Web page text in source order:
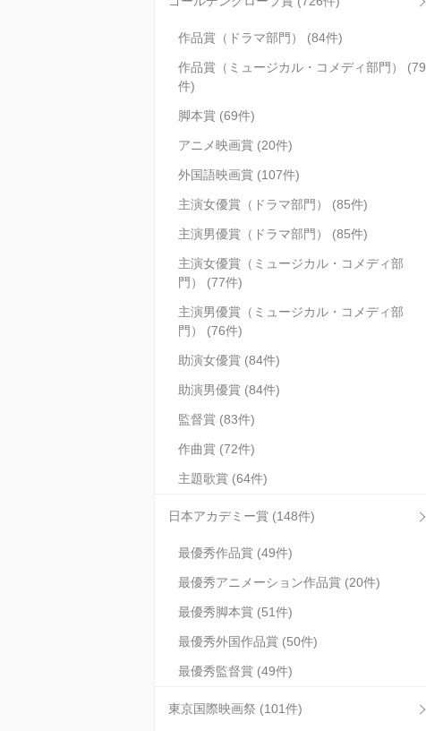
作品賞（ドラマ部門） (84件)
作品賞（ミュージカル・コメディ部門） (79
件)
脚本賞 (69件)
アニメ映画賞 (20件)
外国語映画賞 (107件)
主演女優賞（ドラマ部門） (85件)
主演男優賞（ドラマ部門） (85件)
主演女優賞（ミュージカル・コメディ部
門） (77件)
主演男優賞（ミュージカル・コメディ部
門） (76件)
助演女優賞 (84件)
助演男優賞 (84件)
監督賞 (83件)
作曲賞 (72件)
主題歌賞 (64件)
日本アカデミー賞 (148件)
最優秀作品賞 (49件)
最優秀アニメーション作品賞 (20件)
最優秀脚本賞 (51件)
最優秀外国作品賞 (50件)
最優秀監督賞 (49件)
東京国際映画祭 (101件)